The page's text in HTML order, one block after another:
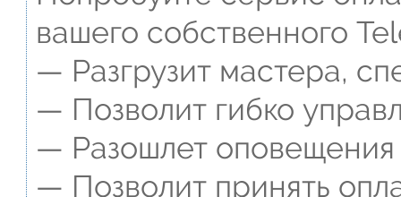
вашего собственного
— Разгрузит мастера,
— Позволит гибко
— Разошлет оповещения
— Позволит принять